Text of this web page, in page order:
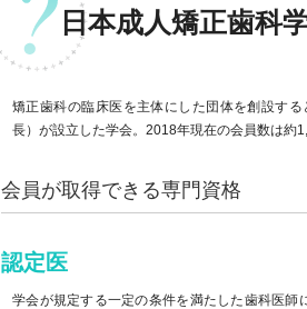
日本成人矯正歯科
矯正歯科の臨床医を主体にした団体を創設す
長）が設立した学会。2018年現在の会員数は約
会員が取得できる専門資格
認定医
学会が規定する一定の条件を満たした歯科医